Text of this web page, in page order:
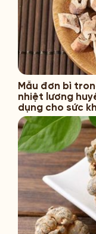
Mẫu đơn bì
nhiệt lương
dụng cho sức